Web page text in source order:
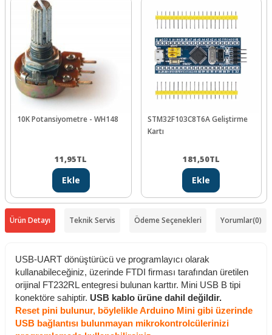
10K Potansiyometre - WH148
11,95TL
Ekle
STM32F103C8T6A Geliştirme
Kartı
181,50TL
Ekle
Ürün Detayı Teknik Servis Ödeme Seçenekleri Yorumlar(0)
USB-UART dönüştürücü ve programlayıcı olarak
kullanabileceğiniz, üzerinde FTDI firması tarafından üretilen
orijinal FT232RL entegresi bulunan karttır. Mini USB B tipi
konektöre sahiptir. USB kablo ürüne dahil değildir.
Reset pini bulunur, böylelikle Arduino Mini gibi üzerinde
USB bağlantısı bulunmayan mikrokontrolcülerinizi